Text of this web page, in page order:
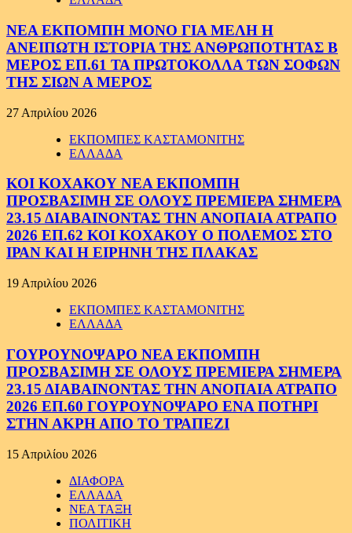
ΝΕΑ ΕΚΠΟΜΠΗ ΜΟΝΟ ΓΙΑ ΜΕΛΗ Η
ΑΝΕΙΠΩΤΗ ΙΣΤΟΡΙΑ ΤΗΣ ΑΝΘΡΩΠΟΤΗΤΑΣ Β
ΜΕΡΟΣ ΕΠ.61 ΤΑ ΠΡΩΤΟΚΟΛΛΑ ΤΩΝ ΣΟΦΩΝ
ΤΗΣ ΣΙΩΝ Α ΜΕΡΟΣ
27 Απριλίου 2026
ΕΚΠΟΜΠΕΣ ΚΑΣΤΑΜΟΝΙΤΗΣ
ΕΛΛΑΔΑ
ΚΟΙ ΚΟΧΑΚΟΥ ΝΕΑ ΕΚΠΟΜΠΗ
ΠΡΟΣΒΑΣΙΜΗ ΣΕ ΟΛΟΥΣ ΠΡΕΜΙΕΡΑ ΣΗΜΕΡΑ
23.15 ΔΙΑΒΑΙΝΟΝΤΑΣ ΤΗΝ ΑΝΟΠΑΙΑ ΑΤΡΑΠΟ
2026 ΕΠ.62 ΚΟΙ ΚΟΧΑΚΟΥ Ο ΠΟΛΕΜΟΣ ΣΤΟ
ΙΡΑΝ ΚΑΙ Η ΕΙΡΗΝΗ ΤΗΣ ΠΛΑΚΑΣ
19 Απριλίου 2026
ΕΚΠΟΜΠΕΣ ΚΑΣΤΑΜΟΝΙΤΗΣ
ΕΛΛΑΔΑ
ΓΟΥΡΟΥΝΟΨΑΡΟ ΝΕΑ ΕΚΠΟΜΠΗ
ΠΡΟΣΒΑΣΙΜΗ ΣΕ ΟΛΟΥΣ ΠΡΕΜΙΕΡΑ ΣΗΜΕΡΑ
23.15 ΔΙΑΒΑΙΝΟΝΤΑΣ ΤΗΝ ΑΝΟΠΑΙΑ ΑΤΡΑΠΟ
2026 ΕΠ.60 ΓΟΥΡΟΥΝΟΨΑΡΟ ΕΝΑ ΠΟΤΗΡΙ
ΣΤΗΝ ΑΚΡΗ ΑΠΟ ΤΟ ΤΡΑΠΕΖΙ
15 Απριλίου 2026
ΔΙΑΦΟΡΑ
ΕΛΛΑΔΑ
ΝΕΑ ΤΑΞΗ
ΠΟΛΙΤΙΚΗ